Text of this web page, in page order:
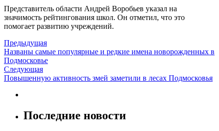
Представитель области Андрей Воробьев указал на
значимость рейтингования школ. Он отметил, что это
помогает развитию учреждений.
Предыдущая
Названы самые популярные и редкие имена новорожденных в
Подмосковье
Следующая
Повышенную активность змей заметили в лесах Подмосковья
Последние новости